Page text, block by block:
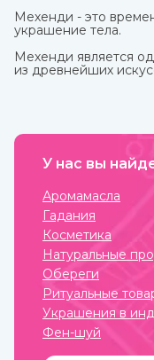
Мехенди - это
украшение тела.
Мехенди является
из древнейших
мехенди не
хной занимались
континентов, которые
привносили в нее свои
культурные традиции.
У нас вы
Аромамасла
Гадания
Косметика
Натуральные
Обереги
Ритуальные
Украшения в
Фен-шуй